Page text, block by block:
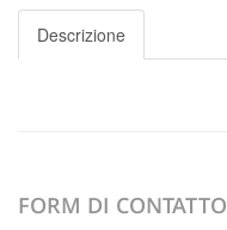
Descrizione
FORM DI CONTATTO